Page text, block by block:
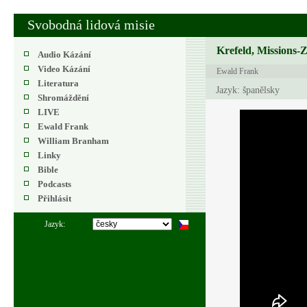
Svobodná lidová misie
Audio Kázání
Video Kázání
Literatura
Shromáždění
LIVE
Ewald Frank
William Branham
Linky
Bible
Podcasts
Přihlásit
Jazyk:
Krefeld, Missions-
Ewald Frank
Jazyk: španělsky